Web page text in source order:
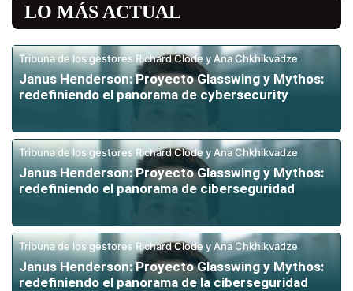
LO MÁS ACTUAL
Tribuna de los gestores Richard Clode y Ana Chkhikvadze
Janus Henderson: Proyecto Glasswing y Mythos:
redefiniendo el panorama de cybersecurity
Tribuna de los gestores Richard Clode y Ana Chkhikvadze
Janus Henderson: Proyecto Glasswing y Mythos:
redefiniendo el panorama de ciberseguridad
Tribuna de los gestores Richard Clode y Ana Chkhikvadze
Janus Henderson: Proyecto Glasswing y Mythos:
redefiniendo el panorama de la ciberseguridad